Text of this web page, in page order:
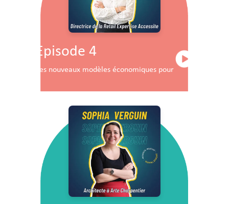
Episode 4
Les nouveaux modèles économiques pour les centres